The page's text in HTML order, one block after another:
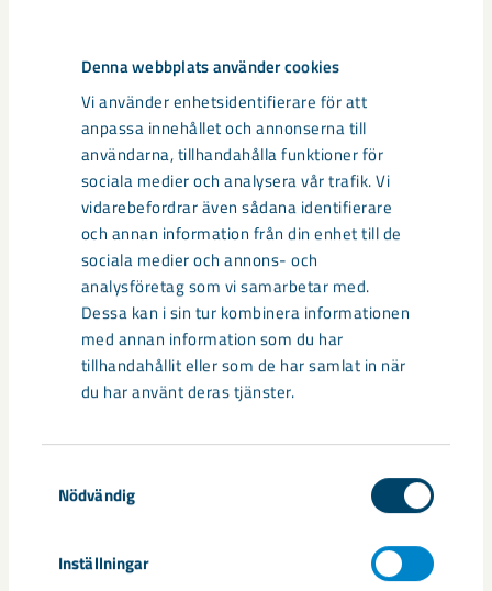
Denna webbplats använder cookies
Vi använder enhetsidentifierare för att
anpassa innehållet och annonserna till
användarna, tillhandahålla funktioner för
sociala medier och analysera vår trafik. Vi
vidarebefordrar även sådana identifierare
och annan information från din enhet till de
sociala medier och annons- och
analysföretag som vi samarbetar med.
Dessa kan i sin tur kombinera informationen
med annan information som du har
tillhandahållit eller som de har samlat in när
du har använt deras tjänster.
Nödvändig
Inställningar
Sibirien-området i gamla Kiruna
centrum avvecklas under 2026
Under sommaren 2026 fortsätter avveckling av fastigheter i
– bland annat ...